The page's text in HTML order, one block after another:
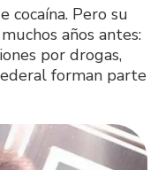
cocaína. Pero su
años antes:
por drogas,
forman parte